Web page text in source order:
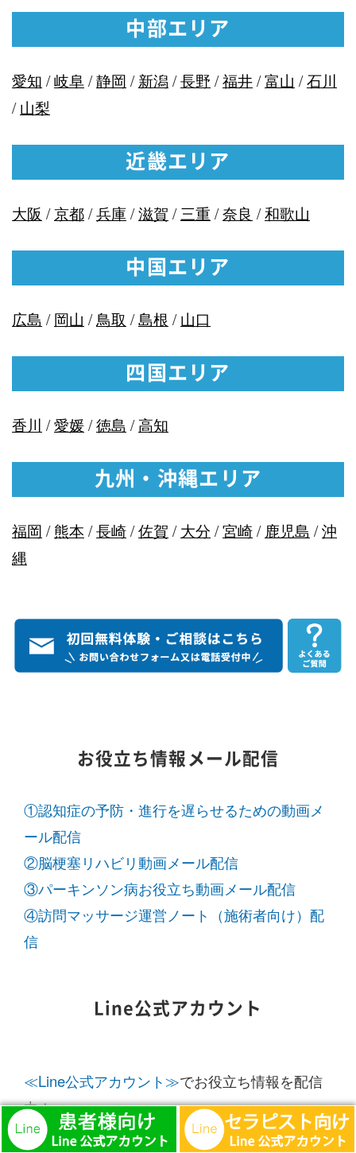
中部エリア
愛知 /岐阜/静岡 /新潟 /長野 /福井/富山 /石川
/山梨
近畿エリア
大阪 /京都/兵庫/滋賀 /三重 /奈良 /和歌山
中国エリア
広島 /岡山 /鳥取 /島根 /山口
四国エリア
香川 /愛媛/徳島 /高知
九州・沖縄エリア
福岡 /熊本 /長崎/佐賀 /大分 /宮崎/ 鹿児島 /沖
縄
お役立ち情報メール配信
①認知症の予防・進行を遅らせるための動画メ
ール配信
②脳梗塞リハビリ動画メール配信
③パーキンソン病お役立ち動画メール配信
④訪問マッサージ運営ノート（施術者向け）配
信
Line公式アカウント
≪Line公式アカウント≫でお役立ち情報を配信
中！